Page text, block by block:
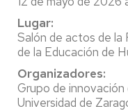
Lugar:
Salón de actos de la
de la Educación de
Organizadores:
Grupo de
Universidad de